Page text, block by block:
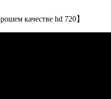
качестве hd 720】